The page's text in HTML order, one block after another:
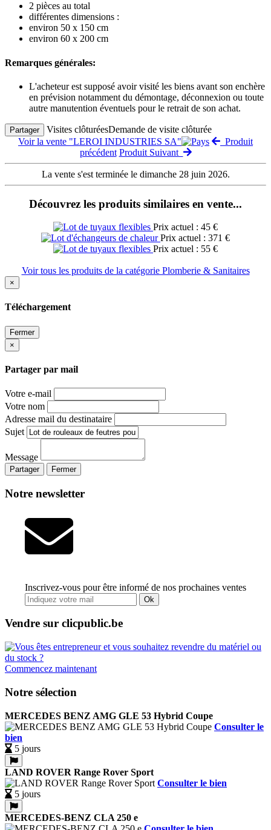
2 pièces au total
différentes dimensions :
environ 50 x 150 cm
environ 60 x 200 cm
Remarques générales:
L'acheteur est supposé avoir visité les biens avant son enchère
en prévision notamment du démontage, déconnexion ou toute
autre manutention éventuels pour le retrait de son achat.
Partager Visites clôturéesDemande de visite clôturée
Voir la vente "LEROI INDUSTRIES SA"
Produit
précédent Produit Suivant
La vente s'est terminée le dimanche 28 juin 2026.
Découvrez les produits similaires en vente...
Prix actuel : 45 €
Prix actuel : 371 €
Prix actuel : 55 €
Voir tous les produits de la catégorie Plomberie & Sanitaires
×
Téléchargement
Fermer
×
Partager par mail
Votre e-mail
Votre nom
Adresse mail du destinataire
Sujet
Message
Partager Fermer
Notre newsletter
Inscrivez-vous pour être informé de nos prochaines ventes
Ok
Vendre sur clicpublic.be
Commencez maintenant
Notre sélection
MERCEDES BENZ AMG GLE 53 Hybrid Coupe
Consulter le
bien
5 jours
LAND ROVER Range Rover Sport
Consulter le bien
5 jours
MERCEDES-BENZ CLA 250 e